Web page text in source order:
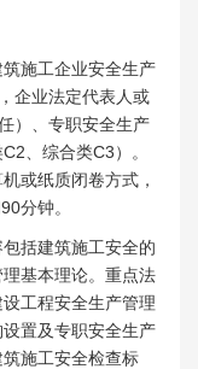
施工企业安全生产
企业法定代表人或
）、专职安全生产
、综合类C3）。
或纸质闭卷方式，
分钟。
括建筑施工安全的
基本理论。重点法
工程安全生产管理
置及专职安全生产
施工安全检查标